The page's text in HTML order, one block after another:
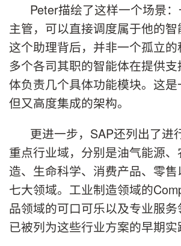
Peter描绘了这样一个场景
主管，可以直接调度属于他的
这个助理背后，并非一个孤立
多个各司其职的智能体在提供
体负责几个具体功能模块。这
但又高度集成的架构。
更进一步，SAP还列出了进
重点行业域，分别是油气能源
造、生命科学、消费产品、零
七大领域。工业制造领域的
品领域的可口可乐以及专业服务
已被列为这些行业方案的早期实